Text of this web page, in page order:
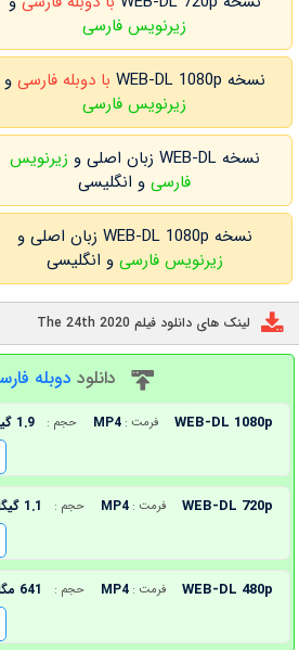
زیرنویس فارسی
نسخه WEB-DL 1080p با دوبله فارسی و
زیرنویس فارسی
نسخه WEB-DL زبان اصلی و
زیرنویس
فارسیو انگلیسی
نسخه WEB-DL 1080p زبان اصلی و
زیرنویس فارسی و انگلیسی
لینک های دانلود فیلم The 24th 2020
دانلود دوبله
WEB-DL 1080p فرمت : MP4 حجم : 1.9 گیگابایت
WEB-DL 720p فرمت : MP4 حجم : 1.1 گیگابایت
WEB-DL 480p فرمت : MP4 حجم : 641 مگابایت